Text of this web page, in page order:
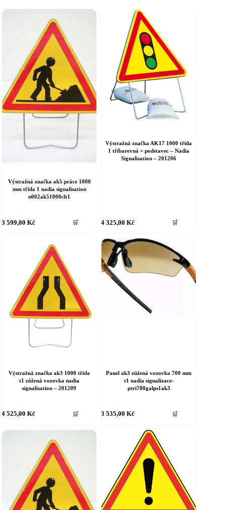
Výstražná značka ak5 práce 1000
mm třída 1 nadia signalisation
n002ak51000clt1
3 599,00 Kč 🛒
Výstražná značka AK17 1000 třída
1 tříbarevná + podstavec – Nadia
Signalisation – 201206
4 325,00 Kč 🛒
Výstražná značka ak3 1000 třída
t1 zúžená vozovka nadia
signalisation – 201209
4 525,00 Kč 🛒
Panel ak3 zúžená vozovka 700 mm
t1 nadia signalizace-
ptri700galps1ak3
3 535,00 Kč 🛒